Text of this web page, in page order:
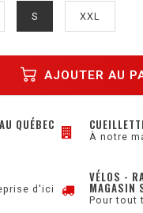
S XXL
AJOUTER AU
QUÉBEC
À notre
d'ici
VÉLOS -
MAGASIN
Pour tout